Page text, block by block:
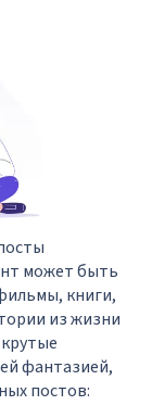
может быть
книги,
из жизни
фантазией,
постов: